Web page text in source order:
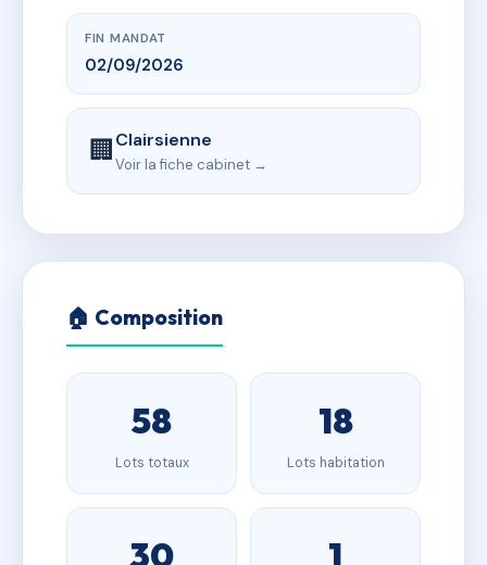
FIN MANDAT
02/09/2026
🏢Clairsienne
Voir la fiche cabinet →
🏠 Composition
58
Lots totaux
18
Lots habitation
30 1